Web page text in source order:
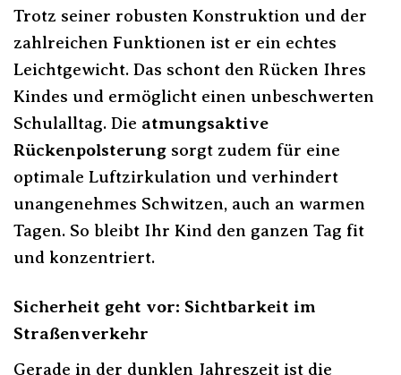
Trotz seiner robusten Konstruktion und der
zahlreichen Funktionen ist er ein echtes
Leichtgewicht. Das schont den Rücken Ihres
Kindes und ermöglicht einen unbeschwerten
Schulalltag. Die atmungsaktive
Rückenpolsterung sorgt zudem für eine
optimale Luftzirkulation und verhindert
unangenehmes Schwitzen, auch an warmen
Tagen. So bleibt Ihr Kind den ganzen Tag fit
und konzentriert.
Sicherheit geht vor: Sichtbarkeit im
Straßenverkehr
Gerade in der dunklen Jahreszeit ist die